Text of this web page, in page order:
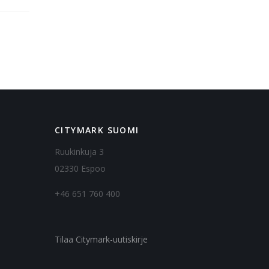
CITYMARK SUOMI
Ruukinkuja 3
02330 Espoo
+46 651 760 400
Tilaa Citymark-uutiskirje